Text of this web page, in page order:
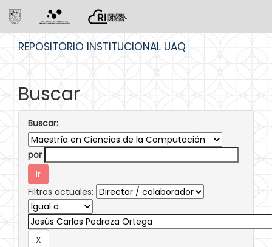
REPOSITORIO INSTITUCIONAL UAQ
Buscar
Buscar:
por
Filtros actuales: